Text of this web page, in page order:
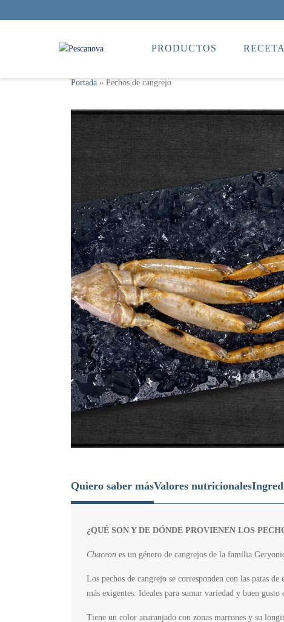
PRODUCTOS
Portada » Pechos de cangrejo
Quiero saber másValores nutricionales
¿QUÉ SON Y DE DÓNDE PROVIENEN LOS
Chaceon es un género de cangrejos de la familia
Los pechos de cangrejo se corresponden con las patas
más exigentes. Ideales para sumar variedad y buen gusto
Tiene un color anaranjado con zonas marrones y su